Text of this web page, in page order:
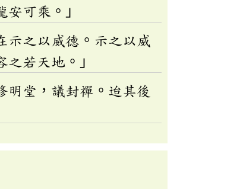
可乘。」
示之以威德。示之以威
若天地。」
明堂，議封禪。迨其後